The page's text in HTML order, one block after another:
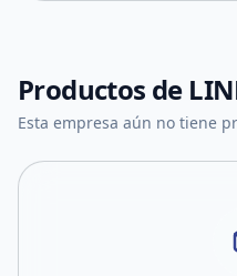
Productos de
Esta empresa aún no tiene